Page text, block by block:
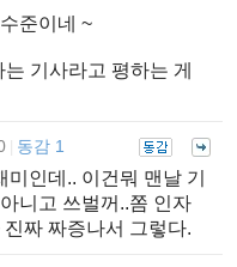
준이네 ~
기사라고 평하는 게
동감 1
인데.. 이건뭐 맨날 기
니고 쓰벌꺼..쫌 인자
짜 짜증나서 그렇다.